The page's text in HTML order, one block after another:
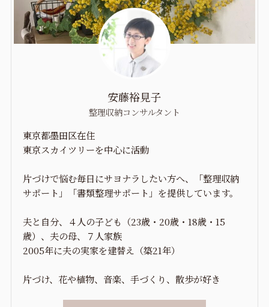
安藤裕見子
整理収納コンサルタント
東京都墨田区在住
東京スカイツリーを中心に活動
片づけで悩む毎日にサヨナラしたい方へ、「整理収納
サポート」「書類整理サポート」を提供しています。
夫と自分、４人の子ども（23歳・20歳・18歳・15
歳）、夫の母、７人家族
2005年に夫の実家を建替え（築21年）
片づけ、花や植物、音楽、手づくり、散歩が好き